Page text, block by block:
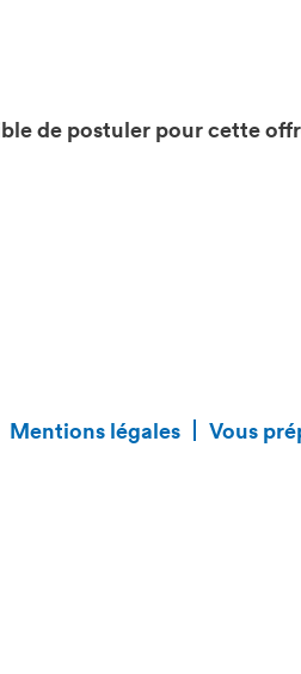
de postuler pour cette
Mentions légales Vous